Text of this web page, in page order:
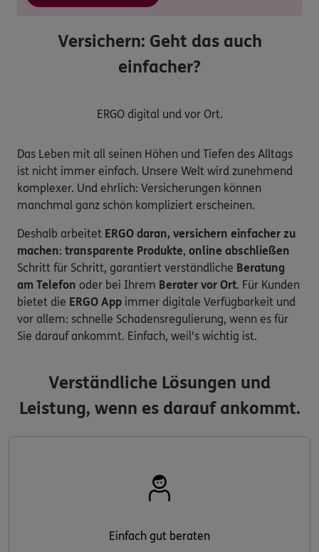
Versichern: Geht das auch
einfacher?
ERGO digital und vor Ort.
Das Leben mit all seinen Höhen und Tiefen des Alltags
ist nicht immer einfach. Unsere Welt wird zunehmend
komplexer. Und ehrlich: Versicherungen können
manchmal ganz schön kompliziert erscheinen.
Deshalb arbeitet ERGO daran, versichern einfacher zu
machen: transparente Produkte, online abschließen
Schritt für Schritt, garantiert verständliche Beratung
am Telefon oder bei Ihrem Berater vor Ort. Für Kunden
bietet die ERGO App immer digitale Verfügbarkeit und
vor allem: schnelle Schadensregulierung, wenn es für
Sie darauf ankommt. Einfach, weil's wichtig ist.
Verständliche Lösungen und
Leistung, wenn es darauf ankommt.
Einfach gut beraten